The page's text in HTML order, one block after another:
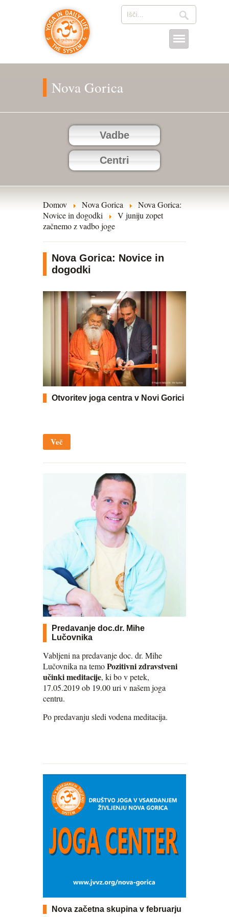
Nova Gorica
Vadbe
Centri
Domov Nova Gorica
Nova Gorica:
Novice in dogodki
V juniju zopet
začnemo z vadbo joge
Nova Gorica: Novice in
dogodki
Otvoritev joga centra v Novi Gorici
Več
Predavanje doc.dr. Mihe
Lučovnika
Vabljeni na predavanje doc. dr. Mihe
Lučovnika na temoPozitivni zdravstveni
učinki meditacije, ki bo v petek,
17.05.2019 ob 19.00 uri v našem joga
centru.
Po predavanju sledi vodena meditacija.
Nova začetna skupina v februarju